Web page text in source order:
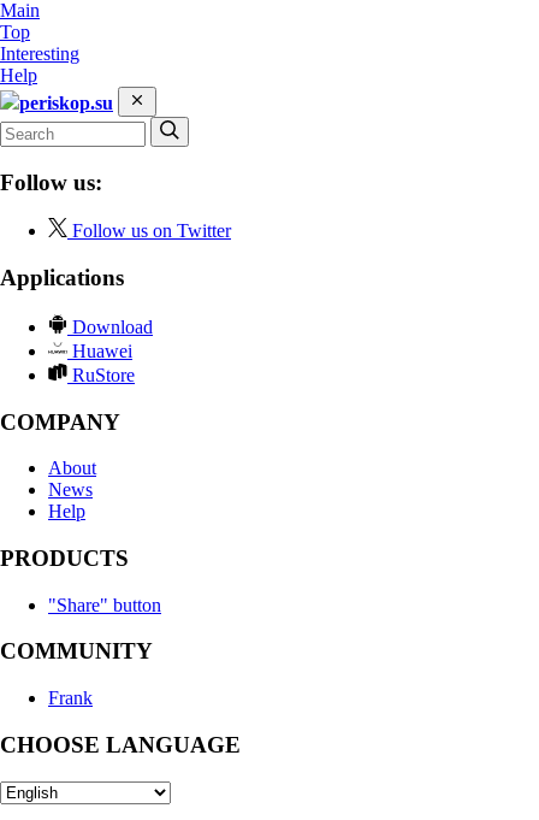
Main
Top
Interesting
Help
periskop.su
Follow us:
Follow us on Twitter
Applications
Download
Huawei
RuStore
COMPANY
About
News
Help
PRODUCTS
"Share" button
COMMUNITY
Frank
CHOOSE LANGUAGE